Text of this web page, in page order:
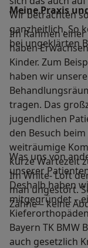
Wir betrachten
ganzheitlich. So
bei ungeklärten
Meine Praxis
Im Rahmen
haben
Kinder. Zum
haben wir
tragen. Das
jugendlichen
den Besuch
weiträumige
kurze Wartezeit
Im White- Loft
man ungestört.
Zähne – keine
Was uns von
unserer
Deshalb haben
mitgegründet –
Bayern TK BMW
auch gesetzlich